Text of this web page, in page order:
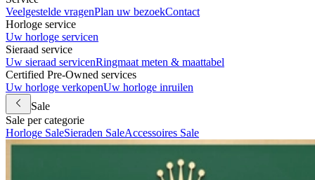
Veelgestelde vragenPlan uw bezoekContact
Horloge service
Uw horloge servicen
Sieraad service
Uw sieraad servicenRingmaat meten & maattabel
Certified Pre-Owned services
Uw horloge verkopenUw horloge inruilen
Sale
Sale per categorie
Horloge SaleSieraden SaleAccessoires Sale